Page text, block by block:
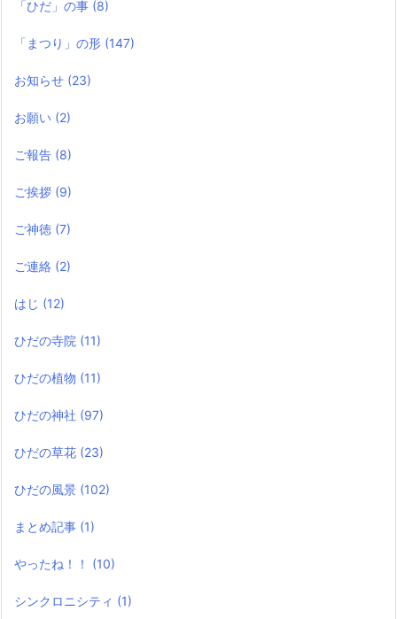
「ひだ」の事 (8)
「まつり」の形 (147)
お知らせ (23)
お願い (2)
ご報告 (8)
ご挨拶 (9)
ご神徳 (7)
ご連絡 (2)
はじ (12)
ひだの寺院 (11)
ひだの植物 (11)
ひだの神社 (97)
ひだの草花 (23)
ひだの風景 (102)
まとめ記事 (1)
やったね！！ (10)
シンクロニシティ (1)